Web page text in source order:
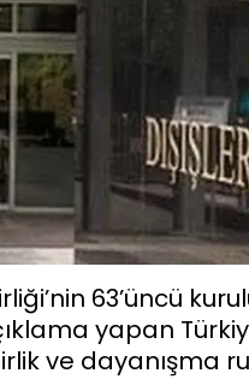
63’üncü
yapan
ve